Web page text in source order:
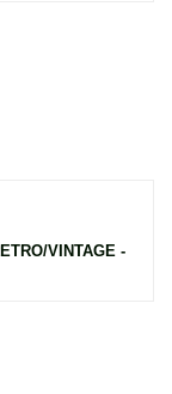
VINTAGE -